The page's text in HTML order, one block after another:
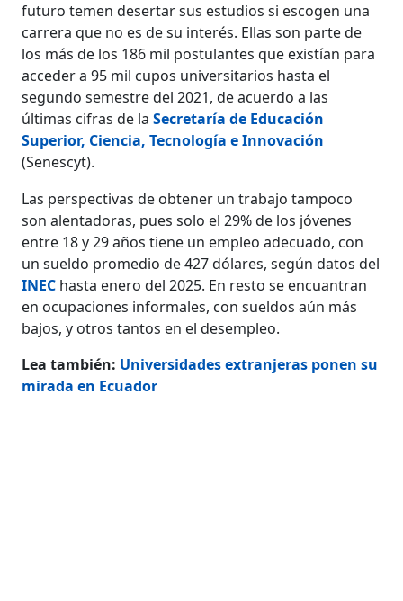
futuro temen desertar sus estudios si escogen una
carrera que no es de su interés. Ellas son parte de
los más de los 186 mil postulantes que existían para
acceder a 95 mil cupos universitarios hasta el
segundo semestre del 2021, de acuerdo a las
últimas cifras de laSecretaría de Educación
Superior, Ciencia, Tecnología e Innovación
(Senescyt).
Las perspectivas de obtener un trabajo tampoco
son alentadoras, pues solo el 29% de los jóvenes
entre 18 y 29 años tiene un empleo adecuado, con
un sueldo promedio de 427 dólares, según datos del
INEC hasta enero del 2025. En resto se encuantran
en ocupaciones informales, con sueldos aún más
bajos, y otros tantos en el desempleo.
Lea también: Universidades extranjeras ponen su
mirada en Ecuador